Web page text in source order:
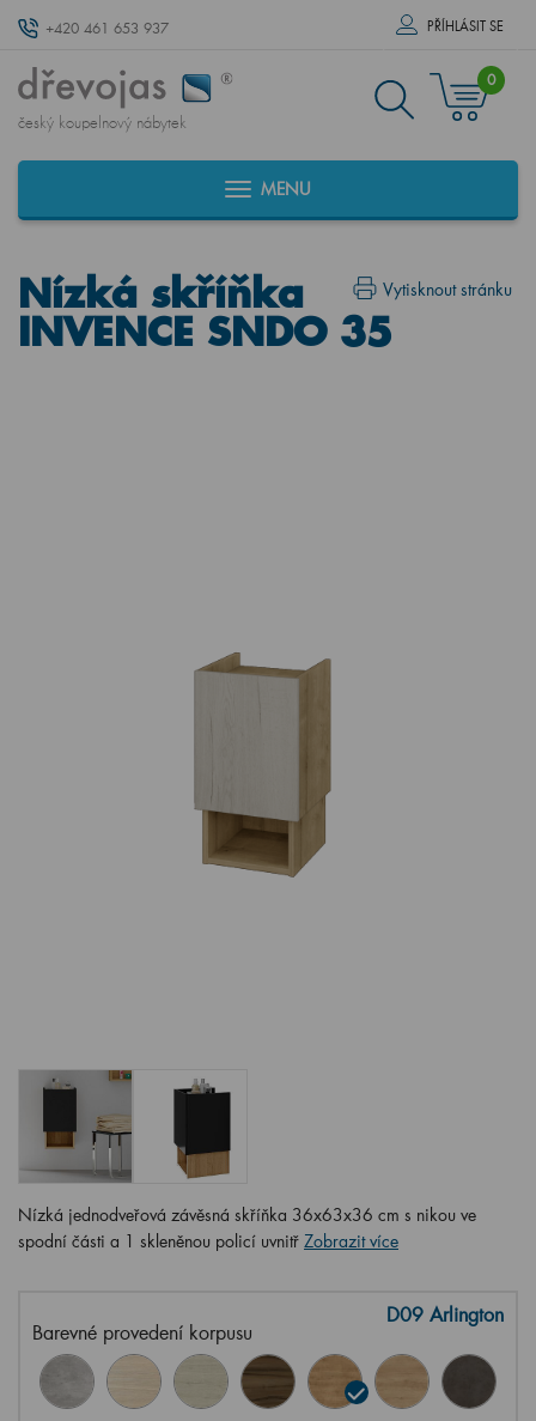
+420 461 653 937 PŘÍHLÁSIT SE
český koupelnový nábytek
0
MENU
Vytisknout stránku
Nízká skříňka
INVENCE SNDO 35
Nízká jednodveřová závěsná skříňka 36x63x36 cm s nikou ve
spodní části a 1 skleněnou policí uvnitř Zobrazit více
Barevné provedení korpusu
D09 Arlington